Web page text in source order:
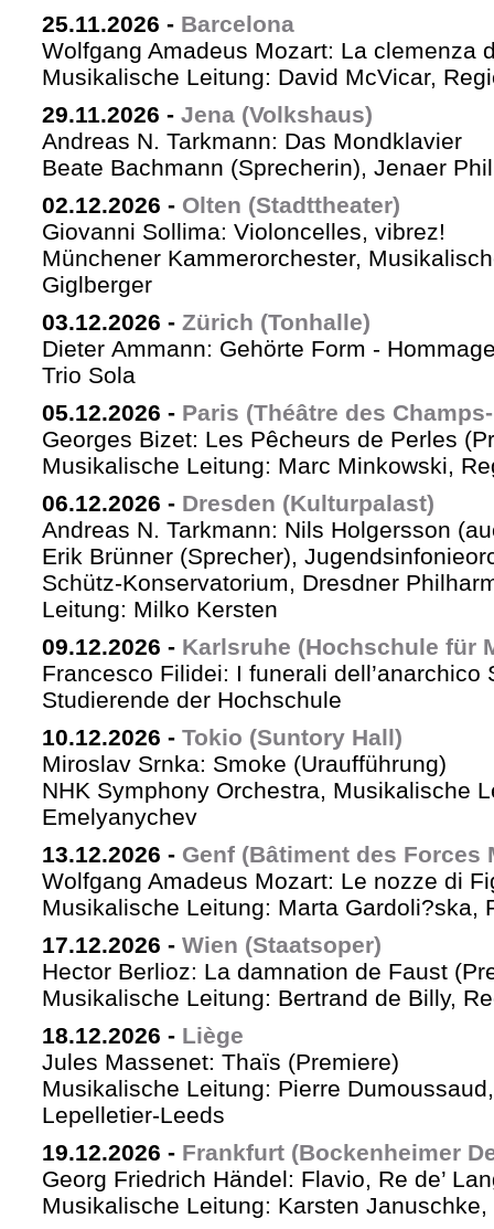
25.11.2026 - Barcelona
Wolfgang Amadeus Mozart: La clemenza
Musikalische Leitung: David McVicar,
29.11.2026 - Jena (Volkshaus)
Andreas N. Tarkmann: Das Mondklavier
Beate Bachmann (Sprecherin), Jenaer
02.12.2026 - Olten (Stadttheater)
Giovanni Sollima: Violoncelles, vibrez!
Münchener Kammerorchester,
Giglberger
03.12.2026 - Zürich (Tonhalle)
Dieter Ammann: Gehörte Form -
Trio Sola
05.12.2026 - Paris (Théâtre des
Georges Bizet: Les Pêcheurs de Perles
Musikalische Leitung: Marc Minkowski,
06.12.2026 - Dresden (Kulturpalast)
Andreas N. Tarkmann: Nils Holgersson
Erik Brünner (Sprecher),
Schütz-Konservatorium, Dresdner
Leitung: Milko Kersten
09.12.2026 - Karlsruhe (Hochschule für
Francesco Filidei: I funerali dell’anarchico
Studierende der Hochschule
10.12.2026 - Tokio (Suntory Hall)
Miroslav Srnka: Smoke (Uraufführung)
NHK Symphony Orchestra, Musikalische
Emelyanychev
13.12.2026 - Genf (Bâtiment des Forces
Wolfgang Amadeus Mozart: Le nozze di
Musikalische Leitung: Marta Gardoli?ska,
17.12.2026 - Wien (Staatsoper)
Hector Berlioz: La damnation de Faust
Musikalische Leitung: Bertrand de Billy,
18.12.2026 - Liège
Jules Massenet: Thaïs (Premiere)
Musikalische Leitung: Pierre
Lepelletier-Leeds
19.12.2026 - Frankfurt (Bockenheimer
Georg Friedrich Händel: Flavio, Re de’
Musikalische Leitung: Karsten